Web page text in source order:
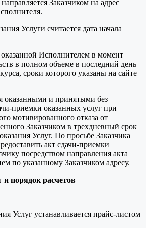
Заказчиком на адрес
Услуги считается дата начала
оказанной Исполнителем в момент
в полном объеме в последний день
сроки которого указаны на сайте
оказанными и принятыми без
приемки оказанных услуг при
мотивированного отказа от
Заказчиком в трехдневный срок
Услуг. По просьбе Заказчика
акт сдачи-приемки
посредством направления акта
по указанному Заказчиком адресу.
и порядок расчетов
Услуг устанавливается прайс-листом